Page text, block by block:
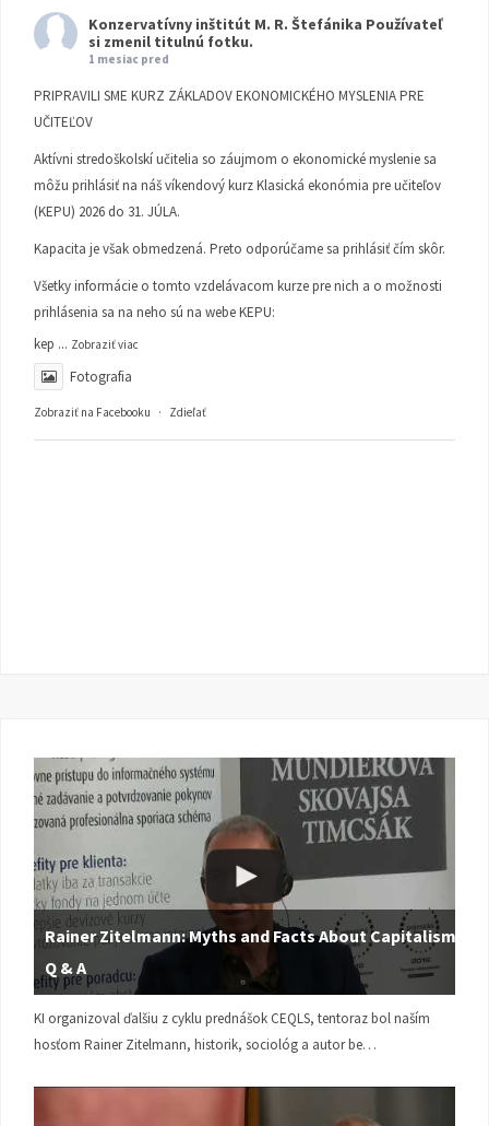
Konzervatívny inštitút M. R. Štefánika Používateľ
si zmenil titulnú fotku.
1 mesiac pred
PRIPRAVILI SME KURZ ZÁKLADOV EKONOMICKÉHO MYSLENIA PRE
UČITEĽOV
Aktívni stredoškolskí učitelia so záujmom o ekonomické myslenie sa
môžu prihlásiť na náš víkendový kurz Klasická ekonómia pre učiteľov
(KEPU) 2026 do 31. JÚLA.
Kapacita je však obmedzená. Preto odporúčame sa prihlásiť čím skôr.
Všetky informácie o tomto vzdelávacom kurze pre nich a o možnosti
prihlásenia sa na neho sú na webe KEPU:
kep ... Zobraziť viac
Fotografia
Zobraziť na Facebooku · Zdieľať
Rainer Zitelmann: Myths and Facts About Capitalism |
Q & A
KI organizoval ďalšiu z cyklu prednášok CEQLS, tentoraz bol naším
hosťom Rainer Zitelmann, historik, sociológ a autor be…